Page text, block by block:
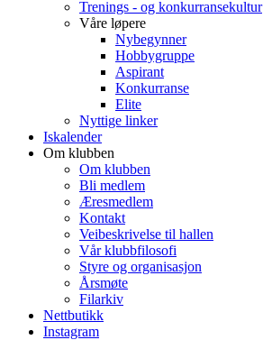
Trenings - og konkurransekultur
Våre løpere
Nybegynner
Hobbygruppe
Aspirant
Konkurranse
Elite
Nyttige linker
Iskalender
Om klubben
Om klubben
Bli medlem
Æresmedlem
Kontakt
Veibeskrivelse til hallen
Vår klubbfilosofi
Styre og organisasjon
Årsmøte
Filarkiv
Nettbutikk
Instagram